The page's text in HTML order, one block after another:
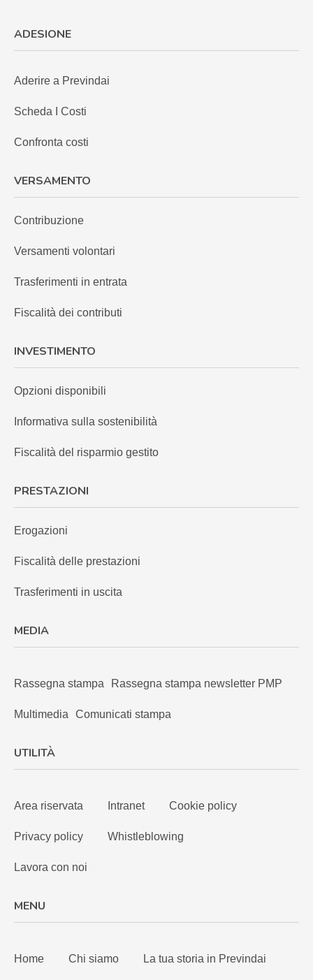
ADESIONE
Aderire a Previndai
Scheda I Costi
Confronta costi
VERSAMENTO
Contribuzione
Versamenti volontari
Trasferimenti in entrata
Fiscalità dei contributi
INVESTIMENTO
Opzioni disponibili
Informativa sulla sostenibilità
Fiscalità del risparmio gestito
PRESTAZIONI
Erogazioni
Fiscalità delle prestazioni
Trasferimenti in uscita
MEDIA
Rassegna stampa Rassegna stampa newsletter PMP
Multimedia Comunicati stampa
UTILITÀ
Area riservata Intranet Cookie policy
Privacy policy Whistleblowing
Lavora con noi
MENU
Home Chi siamo La tua storia in Previndai